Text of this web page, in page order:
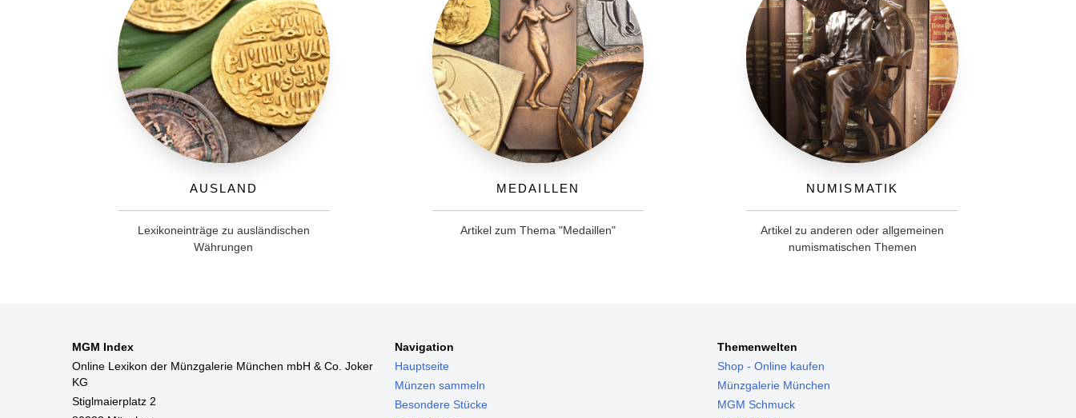
Ausland
Lexikoneinträge zu ausländischen
Währungen
Medaillen
Artikel zum Thema "Medaillen"
Numismatik
Artikel zu anderen oder allgemeinen
numismatischen Themen
MGM Index
Online Lexikon der Münzgalerie München mbH & Co. Joker
KG
Stiglmaierplatz 2
Navigation
Hauptseite
Münzen sammeln
Besondere Stücke
Themenwelten
Shop - Online kaufen
Münzgalerie München
MGM Schmuck